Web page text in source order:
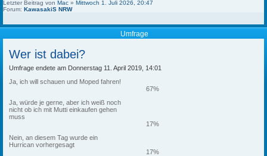
Letzter Beitrag von Mac » Mittwoch 1. Juli 2026, 20:47
Forum: KawasakiS NRW
Umfrage
Wer ist dabei?
Umfrage endete am Donnerstag 11. April 2019, 14:01
Ja, ich will schauen und Moped fahren!
67%
Ja, würde je gerne, aber ich weiß noch
nicht ob ich mit Mutti einkaufen gehen
muss
17%
Nein, an diesem Tag wurde ein
Hurrican vorhergesagt
17%